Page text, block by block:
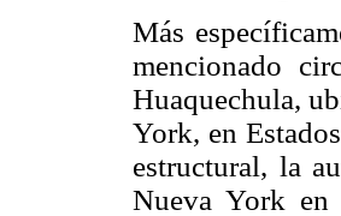
Más
mencionado
Huaquechula,
York, en
estructural, la
Nueva York en